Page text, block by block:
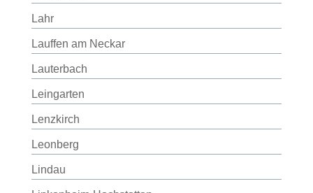
Lahr
Lauffen am Neckar
Lauterbach
Leingarten
Lenzkirch
Leonberg
Lindau